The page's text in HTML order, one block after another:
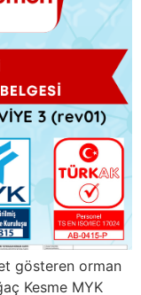
gösteren orman
Kesme MYK